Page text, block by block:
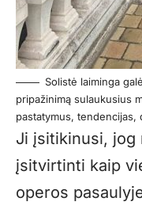
Solistė laiminga
pripažinimą sulaukusius
pastatymus, tendencijas,
Ji įsitikinusi, jog
įsitvirtinti kaip
operos